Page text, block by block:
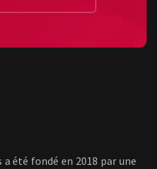
été fondé en 2018 par une